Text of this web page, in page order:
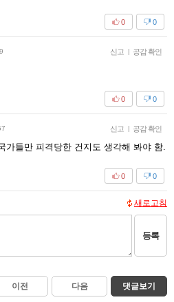
0
0
신고 | 공감 확인
0
0
신고 | 공감 확인
가들만 피격당한 건지도 생각해 봐야 함.
0
0
새로고침
등록
이전 다음 댓글보기